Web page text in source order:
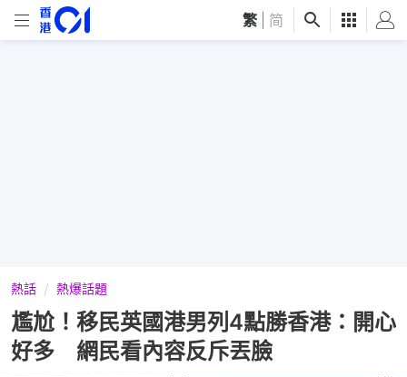
繁 简
熱話 熱爆話題
尷尬！移民英國港男列4點勝香港：開心
好多 網民看內容反斥丟臉